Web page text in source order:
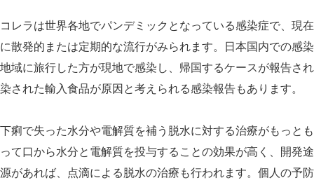
コレラは世界各地でパンデミックとなっている感染症で、現
に散発的または定期的な流行がみられます。日本国内での感
地域に旅行した方が現地で感染し、帰国するケースが報告さ
染された輸入食品が原因と考えられる感染報告もあります。
下痢で失った水分や電解質を補う脱水に対する治療がもっと
って口から水分と電解質を投与することの効果が高く、開発
源があれば、点滴による脱水の治療も行われます。個人の予